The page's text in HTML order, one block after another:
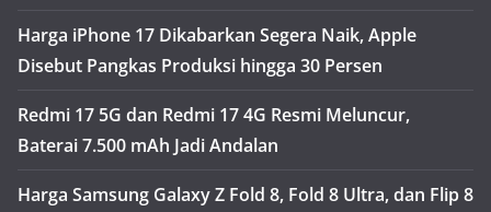
Harga iPhone 17 Dikabarkan Segera Naik, Apple
Disebut Pangkas Produksi hingga 30 Persen
Redmi 17 5G dan Redmi 17 4G Resmi Meluncur,
Baterai 7.500 mAh Jadi Andalan
Harga Samsung Galaxy Z Fold 8, Fold 8 Ultra, dan Flip 8